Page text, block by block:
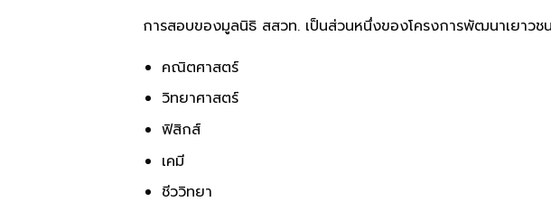
การสอบของมูลนิธิ สสวท. เป็นส่วนหนึ่งของโครงการพัฒนาเยาว
คณิตศาสตร์
วิทยาศาสตร์
ฟิสิกส์
เคมี
ชีววิทยา